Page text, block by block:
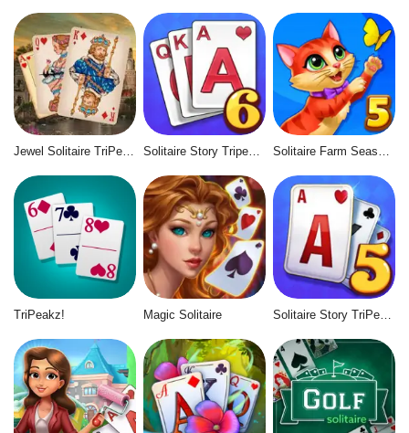
Jewel Solitaire TriPeaks Solitaire Story Tripeaks 6 Solitaire Farm Seasons 5
TriPeakz! Magic Solitaire Solitaire Story TriPeaks 5